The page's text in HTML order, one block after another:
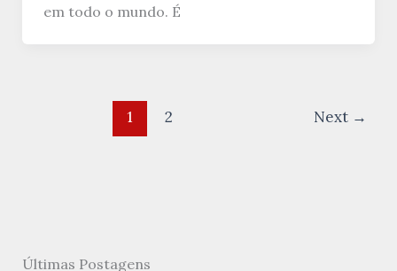
em todo o mundo. É
1 2 Next →
Últimas Postagens